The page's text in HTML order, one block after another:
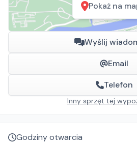
Pokaż na
Wyślij
Email
Telefon
Inny sprzęt tej
Godziny otwarcia